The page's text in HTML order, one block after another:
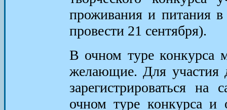
проживания и питания в
провести 21 сентября).
В очном туре конкурса
желающие. Для участия
зарегистрироваться
очном туре конкурса и